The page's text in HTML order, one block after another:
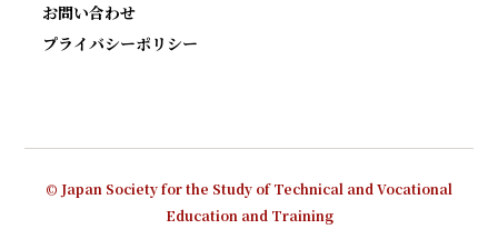
お問い合わせ
プライバシーポリシー
© Japan Society for the Study of Technical and Vocational
Education and Training